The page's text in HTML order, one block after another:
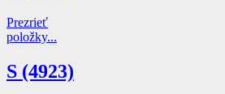
Prezrieť
položky...
S (4923)